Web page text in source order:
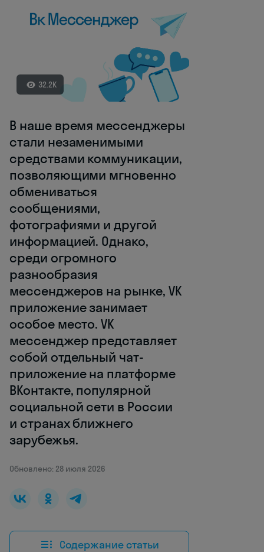
32.2K
В наше время мессенджеры
стали незаменимыми
средствами коммуникации,
позволяющими мгновенно
обмениваться
сообщениями,
фотографиями и другой
информацией. Однако,
среди огромного
разнообразия
мессенджеров на рынке, VK
приложение занимает
особое место. VK
мессенджер представляет
собой отдельный чат-
приложение на платформе
ВКонтакте, популярной
социальной сети в России
и странах ближнего
зарубежья.
Обновлено: 28 июля 2026
Содержание статьи